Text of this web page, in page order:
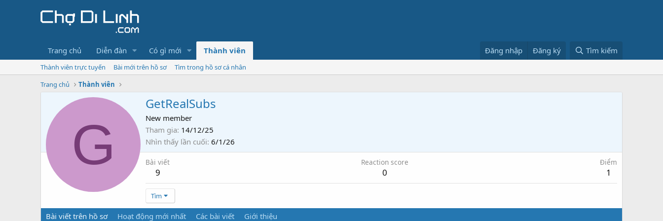
Trang chủ Diễn đàn Có gì mới Thành viên Đăng nhập Đăng ký Tìm kiếm
Thành viên trực tuyến Bài mới trên hồ sơ
Tìm trong hồ sơ cá nhân
Trang chủ
Thành viên
G
GetRealSubs
New member
Tham gia 14/12/25
Nhìn thấy lần cuối 6/1/26
Bài viết
9
Reaction score
0
Điểm
1
Tìm
Bài viết trên hồ sơ Hoạt động mới nhất Các bài viết Giới thiệu